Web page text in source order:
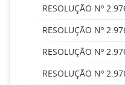
RESOLUÇÃO Nº
RESOLUÇÃO Nº
RESOLUÇÃO Nº
RESOLUÇÃO Nº